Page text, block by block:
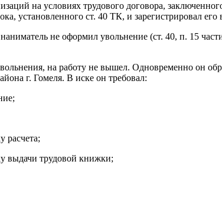
на условиях трудового договора,
установленного ст. 40 ТК, и зарегистрировал его
не оформил увольнение (ст. 40, п. 15
на работу не вышел. Одновременно он
г. Гомеля. В иске он требовал:
расчета;
выдачи трудовой книжки;